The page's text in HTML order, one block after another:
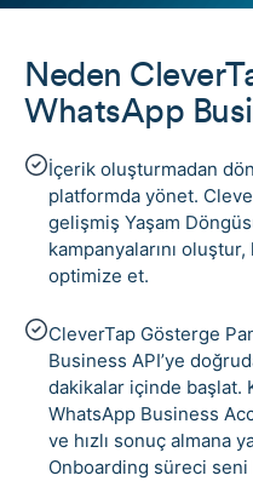
Neden
WhatsApp
İçerik oluşturmadan
platformda yönet.
gelişmiş Yaşam
kampanyalarını
optimize et.
CleverTap Gösterge
Business API’ye
dakikalar içinde başlat.
WhatsApp Business
ve hızlı sonuç almana
Onboarding süreci seni